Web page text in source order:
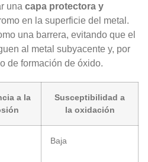
una capa protectora y
en la superficie del metal.
una barrera, evitando que el
al metal subyacente y, por
de formación de óxido.
a la
Susceptibilidad a
la oxidación
Baja